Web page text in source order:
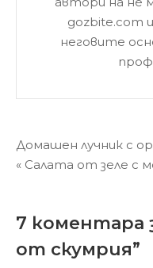
gozbite.com
неговите
Навигация
Домашен лучник с
« Салата от зеле с
7 коментара
от скумрия”